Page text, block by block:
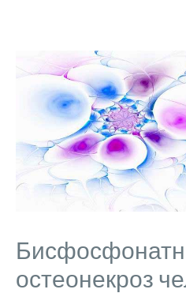
остеонекроз